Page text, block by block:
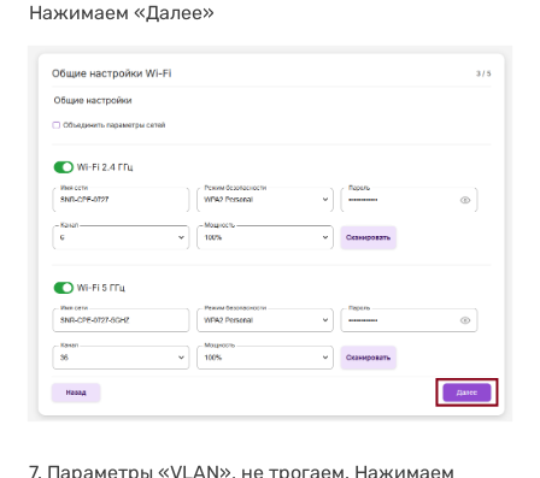
Нажимаем «Далее»
7. Параметры «VLAN», не трогаем. Нажимаем